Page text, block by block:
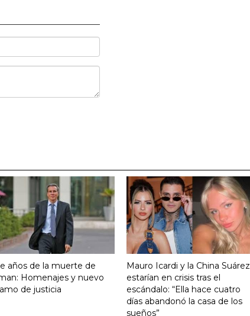
años de la muerte de
Homenajes y nuevo
de justicia
Mauro Icardi y la China Suárez
estarían en crisis tras el
escándalo: “Ella hace cuatro
días abandonó la casa de los
sueños”